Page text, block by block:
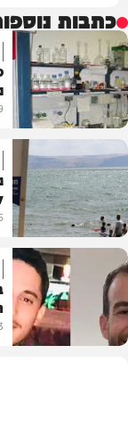
כתבות
בריאות
בארץ